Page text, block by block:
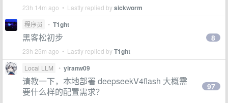
23h 14m ago • Lastly replied bysickworm
程序员 • T1ght
黑客松初步
23h 25m ago • Lastly replied byT1ght
8
Local LLM • yiranw09
请教一下，本地部署 deepseekV4flash 大概需
要什么样的配置需求？
97